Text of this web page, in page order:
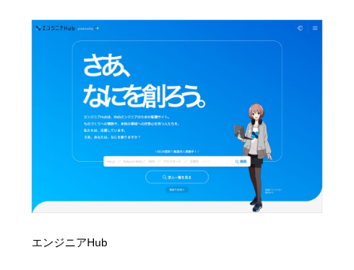
エンジニアHub